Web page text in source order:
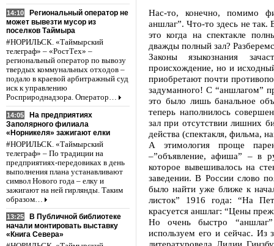
14:10
Региональный оператор не
может вывезти мусор из
поселков Таймыра
#НОРИЛЬСК. «Таймырский
телеграф» – «РостТех» –
региональный оператор по вывозу
твердых коммунальных отходов –
подало в краевой арбитражный суд
иск к управлению
Росприроднадзора. Оператор…
14:05
На предприятиях
Заполярного филиала
«Норникеля» зажигают елки
#НОРИЛЬСК. «Таймырский
телеграф» – По традиции на
предприятиях-передовиках в день
выполнения плана устанавливают
символ Нового года – елку и
зажигают на ней гирлянды. Таким
образом…
13:25
В Публичной библиотеке
начали монтировать выставку
«Книга Севера»
Нас-то, конечно, помимо
аншлаг”. Что-то здесь не так.
это когда на спектакле
дважды полный зал?
Законы языкознания
происхождение, но и
приобретают почти
задуманного! С “аншлагом”
это было лишь банальное
теперь наполнилось
зал при отсутствии лишних
действа (спектакля, фильма,
А этимология проще
–”объявление, афиша” – в
которое вывешивалось на
заведении. В России слово
было найти уже ближе к
листок” 1916 года: “На
красуется аншлаг: “Цены
Но очень быстро
используем его и сейчас. Из
литературоведа Лидии